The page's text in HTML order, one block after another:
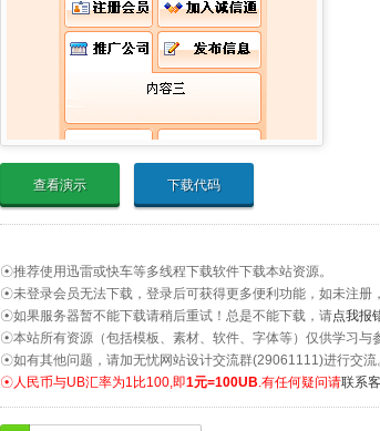
查看演示 下载代码
☉推荐使用迅雷或快车等多线程下载软件下载本站资源。
☉未登录会员无法下载，登录后可获得更多便利功能，如未注册
☉如果服务器暂不能下载请稍后重试！总是不能下载，请点我报
☉本站所有资源（包括模板、素材、软件、字体等）仅供学习与
☉如有其他问题，请加无忧网站设计交流群(29061111)进行交流
☉人民币与UB汇率为1比100,即1元=100UB.有任何疑问请联系